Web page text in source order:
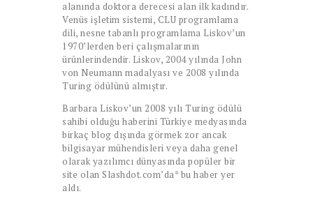
alanında doktora derecesi alan ilk kadındır.
Venüs işletim sistemi, CLU programlama
dili, nesne tabanlı programlama Liskov’un
1970’lerden beri çalışmalarının
ürünlerindendir. Liskov, 2004 yılında John
von Neumann madalyası ve 2008 yılında
Turing ödülünü almıştır.
Barbara Liskov’un 2008 yılı Turing ödülü
sahibi olduğu haberini Türkiye medyasında
birkaç blog dışında görmek zor ancak
bilgisayar mühendisleri veya daha genel
olarak yazılımcı dünyasında popüler bir
site olan Slashdot.com’da* bu haber yer
aldı.